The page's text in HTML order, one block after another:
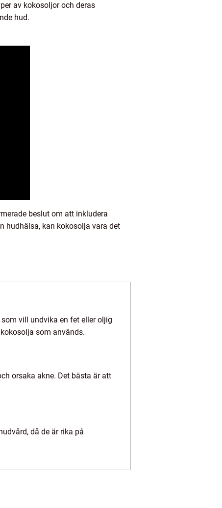
av kokosoljor och deras
hud.
beslut om att inkludera
hudhälsa, kan kokosolja vara det
vill undvika en fet eller oljig
som används.
orsaka akne. Det bästa är att
då de är rika på